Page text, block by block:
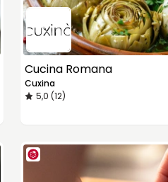
Cucina Romana
Cuxina
5,0 (12)